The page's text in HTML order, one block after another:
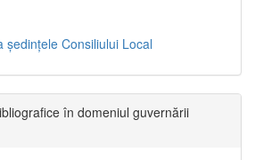
şedinţele Consiliului Local
în domeniul guvernării